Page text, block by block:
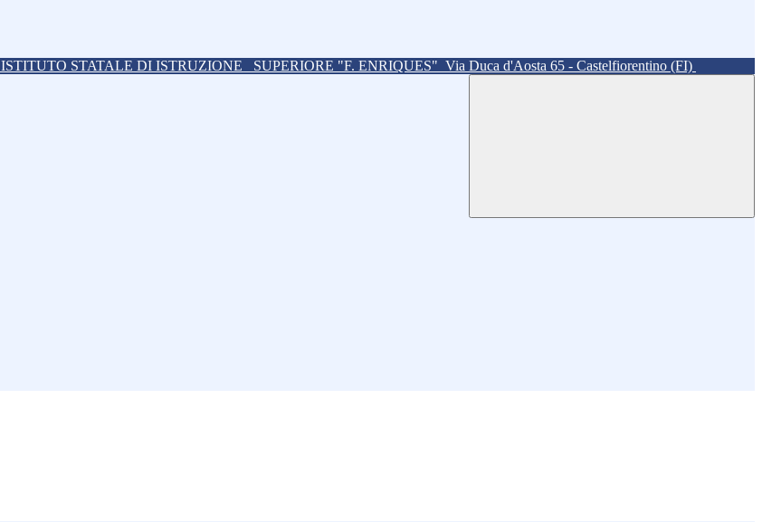
ISTITUTO STATALE DI ISTRUZIONE SUPERIORE "F. ENRIQUES" Via Duca d'Aosta 65 - Castelfiorentino (FI)